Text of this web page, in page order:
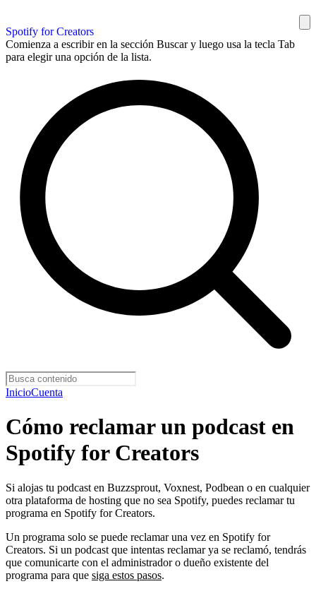
Spotify for Creators
Comienza a escribir en la sección Buscar y luego usa la tecla Tab
para elegir una opción de la lista.
InicioCuenta
Cómo reclamar un podcast en
Spotify for Creators
Si alojas tu podcast en Buzzsprout, Voxnest, Podbean o en cualquier
otra plataforma de hosting que no sea Spotify, puedes reclamar tu
programa en Spotify for Creators.
Un programa solo se puede reclamar una vez en Spotify for
Creators. Si un podcast que intentas reclamar ya se reclamó, tendrás
que comunicarte con el administrador o dueño existente del
programa para que siga estos pasos.